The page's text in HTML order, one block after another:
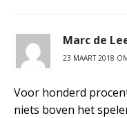
Marc de
23 MAART 2018
Voor honderd
niets boven het